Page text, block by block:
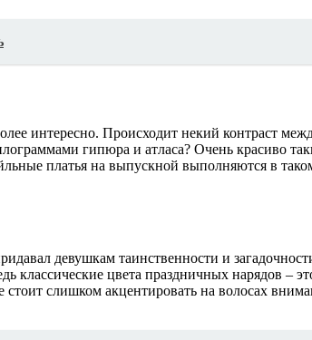
интересно. Происходит некий контраст
гипюра и атласа? Очень красиво
платья на выпускной выполняются в
девушкам таинственности и
цвета праздничных нарядов –
слишком акцентировать на волосах